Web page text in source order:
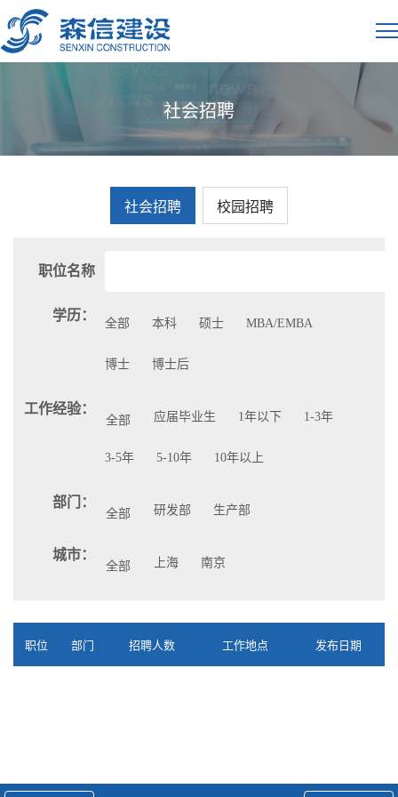
社会招聘
社会招聘 校园招聘
职位名称
学历：
全部 本科 硕士 MBA/EMBA
博士 博士后
工作经验：
全部 应届毕业生 1年以下 1-3年
3-5年 5-10年 10年以上
部门：
全部 研发部 生产部
城市：
全部 上海 南京
职位 部门 招聘人数 工作地点 发布日期